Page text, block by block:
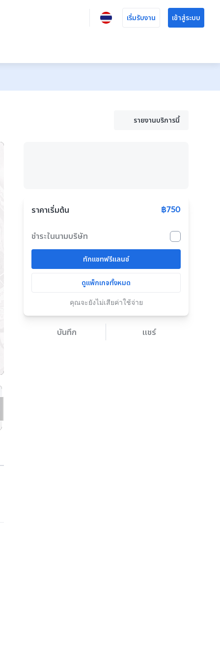
เริ่มรับงาน เข้าสู่ระบบ
รายงานบริการนี้
ราคาเริ่มต้น ฿750
ชำระในนามบริษัท
ทักแชทฟรีแลนซ์
ดูแพ็กเกจทั้งหมด
คุณจะยังไม่เสียค่าใช้จ่าย
บันทึก แชร์